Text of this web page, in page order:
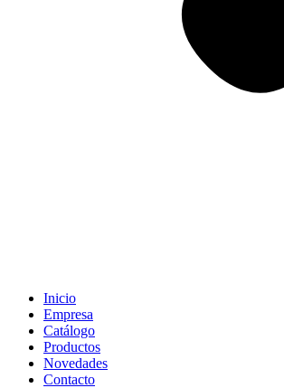
Inicio
Empresa
Catálogo
Productos
Novedades
Contacto